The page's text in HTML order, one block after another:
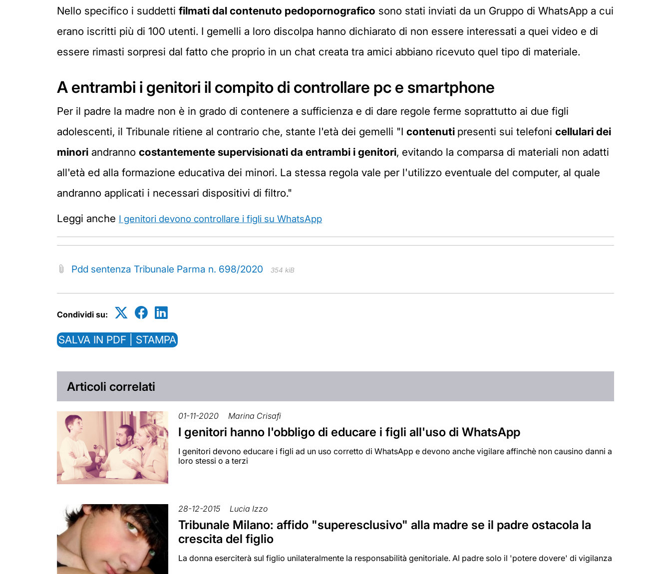
Nello specifico i suddetti filmati dal contenuto pedopornografico sono stati inviati da un Gruppo di WhatsApp a cui
erano iscritti più di 100 utenti. I gemelli a loro discolpa hanno dichiarato di non essere interessati a quei video e di
essere rimasti sorpresi dal fatto che proprio in un chat creata tra amici abbiano ricevuto quel tipo di materiale.
A entrambi i genitori il compito di controllare pc e smartphone
Per il padre la madre non è in grado di contenere a sufficienza e di dare regole ferme soprattutto ai due figli
adolescenti, il Tribunale ritiene al contrario che, stante l'età dei gemelli "I contenuti presenti sui telefoni cellulari dei
minori andranno costantemente supervisionati da entrambi i genitori, evitando la comparsa di materiali non adatti
all'età ed alla formazione educativa dei minori. La stessa regola vale per l'utilizzo eventuale del computer, al quale
andranno applicati i necessari dispositivi di filtro."
Leggi anche I genitori devono controllare i figli su WhatsApp
Pdd sentenza Tribunale Parma n. 698/2020 354 kiB
Condividi su:
SALVA IN PDF | STAMPA
Articoli correlati
01-11-2020 Marina Crisafi
I genitori hanno l'obbligo di educare i figli all'uso di WhatsApp
I genitori devono educare i figli ad un uso corretto di WhatsApp e devono anche vigilare affinchè non causino danni a
loro stessi o a terzi
28-12-2015 Lucia Izzo
Tribunale Milano: affido "superesclusivo" alla madre se il padre ostacola la
crescita del figlio
La donna eserciterà sul figlio unilateralmente la responsabilità genitoriale. Al padre solo il 'potere dovere' di vigilanza